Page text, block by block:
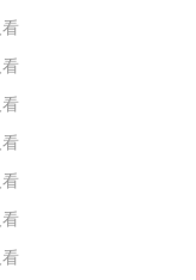
看
看
看
看
看
看
看